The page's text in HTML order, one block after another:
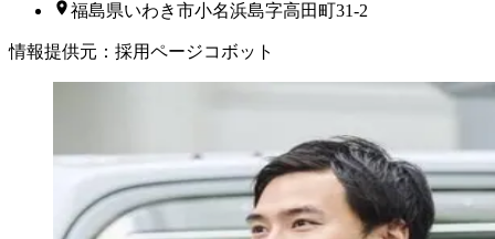
福島県いわき市小名浜島字高田町31-2
情報提供元 ： 採用ページコボット